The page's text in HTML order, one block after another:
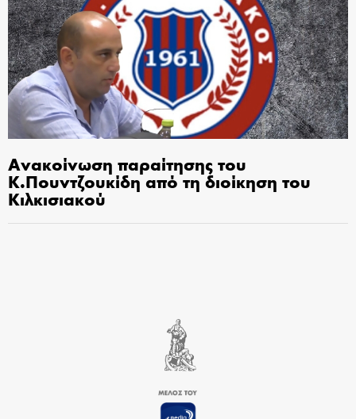
Ανακοίνωση παραίτησης του
Κ.Πουντζουκίδη από τη διοίκηση του
Κιλκισιακού